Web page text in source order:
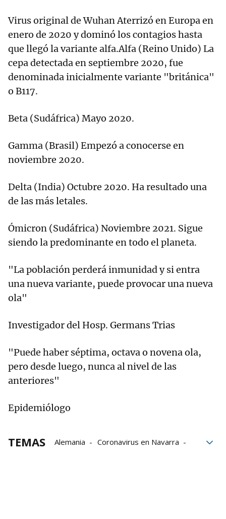
Virus original de Wuhan Aterrizó en Europa en
enero de 2020 y dominó los contagios hasta
que llegó la variante alfa.Alfa (Reino Unido) La
cepa detectada en septiembre 2020, fue
denominada inicialmente variante "británica"
o B117.
Beta (Sudáfrica) Mayo 2020.
Gamma (Brasil) Empezó a conocerse en
noviembre 2020.
Delta (India) Octubre 2020. Ha resultado una
de las más letales.
Ómicron (Sudáfrica) Noviembre 2021. Sigue
siendo la predominante en todo el planeta.
"La población perderá inmunidad y si entra
una nueva variante, puede provocar una nueva
ola"
Investigador del Hosp. Germans Trias
"Puede haber séptima, octava o novena ola,
pero desde luego, nunca al nivel de las
anteriores"
Epidemiólogo
TEMAS Alemania
Coronavirus en Navarra